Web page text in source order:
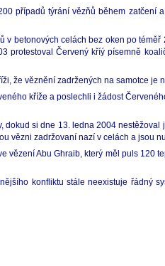
případů týrání vězňů během
betonových celách bez oken po
protestoval Červený kříý písemně
že věznění zadržených na samotce je
kříže a poslechli i žádost
si dne 13. ledna 2004
vězni zadržovaní nazí v celách a jsou
Abu Ghraib, který měl puls
konfliktu stále neexistuje řádný